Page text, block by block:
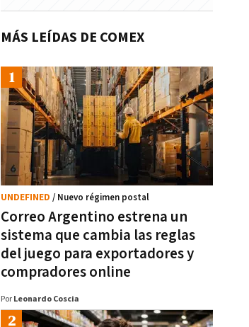
MÁS LEÍDAS DE COMEX
Correo Argentino estrena un
sistema que cambia las reglas
del juego para exportadores y
compradores online
UNDEFINED / Nuevo régimen postal
Por Leonardo Coscia